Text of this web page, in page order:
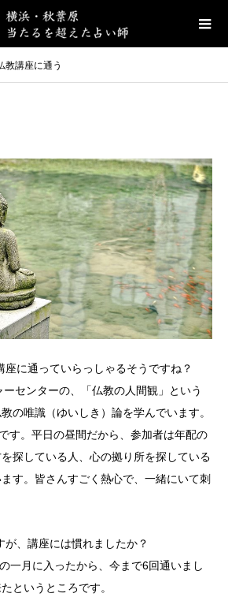
教講座に通う
に通っていらっしゃるそうですね？
センターの、「仏教の人間観」という
の唯識（ゆいしき）論を学んでいます。
す。平日の昼間だから、参加者は年配の
探している人、心の拠り所を探している
す。皆さんすごく熱心で、一緒にいて刺
、講座には慣れましたか？
一月に入ったから、今まで6回通いまし
というところです。